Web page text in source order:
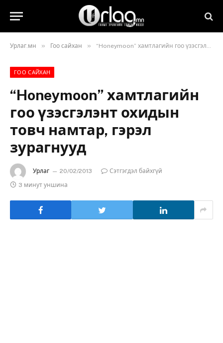
Урлаг.мн » Гоо сайхан » “Honeymoon” хамтлагийн гоо үзэсгэлэнт охидын товч намтар, гэрэл зурагнууд
ГОО САЙХАН
“Honeymoon” хамтлагийн
гоо үзэсгэлэнт охидын
товч намтар, гэрэл
зурагнууд
Урлаг 20/02/2013
Сэтгэгдэл байхгүй
3 минут уншина